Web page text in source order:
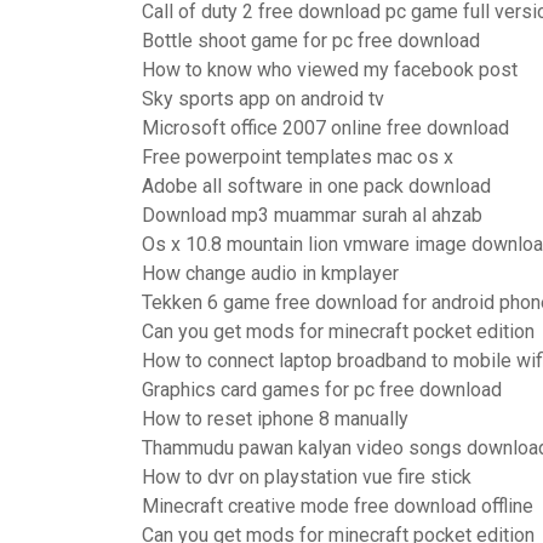
Call of duty 2 free download pc game full
Bottle shoot game for pc free download
How to know who viewed my facebook post
Sky sports app on android tv
Microsoft office 2007 online free download
Free powerpoint templates mac os x
Adobe all software in one pack download
Download mp3 muammar surah al ahzab
Os x 10.8 mountain lion vmware image
How change audio in kmplayer
Tekken 6 game free download for android
Can you get mods for minecraft pocket edition
How to connect laptop broadband to mobile
Graphics card games for pc free download
How to reset iphone 8 manually
Thammudu pawan kalyan video songs
How to dvr on playstation vue fire stick
Minecraft creative mode free download offline
Can you get mods for minecraft pocket edition